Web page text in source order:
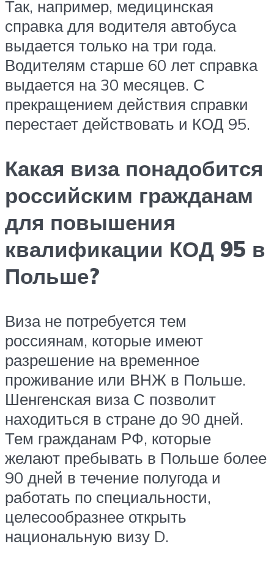
Так, например, медицинская
справка для водителя автобуса
выдается только на три года.
Водителям старше 60 лет справка
выдается на 30 месяцев. С
прекращением действия справки
перестает действовать и КОД 95.
Какая виза понадобится
российским гражданам
для повышения
квалификации КОД 95 в
Польше?
Виза не потребуется тем
россиянам, которые имеют
разрешение на временное
проживание или ВНЖ в Польше.
Шенгенская виза С позволит
находиться в стране до 90 дней.
Тем гражданам РФ, которые
желают пребывать в Польше более
90 дней в течение полугода и
работать по специальности,
целесообразнее открыть
национальную визу D.